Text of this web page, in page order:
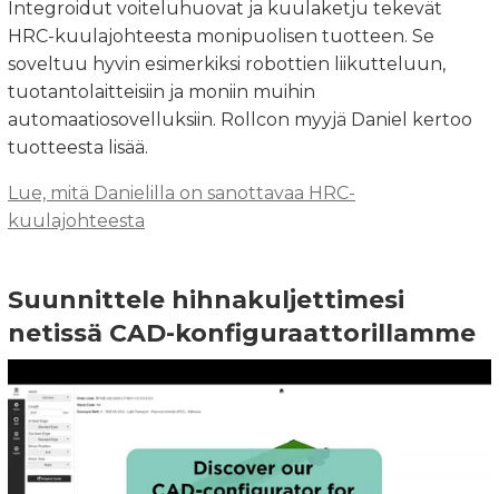
Integroidut voiteluhuovat ja kuulaketju tekevät
HRC-kuulajohteesta monipuolisen tuotteen. Se
soveltuu hyvin esimerkiksi robottien liikutteluun,
tuotantolaitteisiin ja moniin muihin
automaatiosovelluksiin. Rollcon myyjä Daniel kertoo
tuotteesta lisää.
Lue, mitä Danielilla on sanottavaa HRC-
kuulajohteesta
Suunnittele hihnakuljettimesi
netissä CAD-konfiguraattorillamme